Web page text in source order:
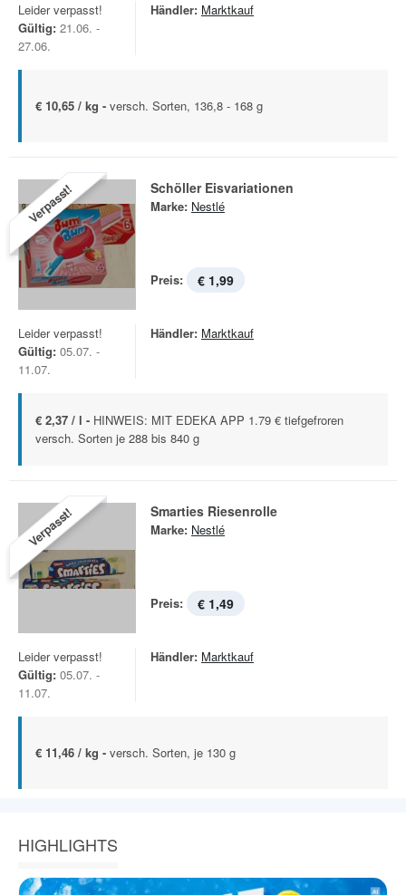
Leider verpasst!
Gültig: 21.06. -
27.06.
Händler: Marktkauf
€ 10,65 / kg - versch. Sorten, 136,8 - 168 g
Verpasst! Schöller Eisvariationen
Marke: Nestlé
Preis: € 1,99
Leider verpasst!
Gültig: 05.07. -
11.07.
Händler: Marktkauf
€ 2,37 / l - HINWEIS: MIT EDEKA APP 1.79 € tiefgefroren
versch. Sorten je 288 bis 840 g
Verpasst! Smarties Riesenrolle
Marke: Nestlé
Preis: € 1,49
Leider verpasst!
Gültig: 05.07. -
11.07.
Händler: Marktkauf
€ 11,46 / kg - versch. Sorten, je 130 g
HIGHLIGHTS